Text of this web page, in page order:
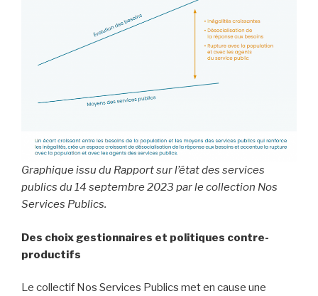
Graphique issu du Rapport sur l’état des services
publics du 14 septembre 2023 par le collection Nos
Services Publics.
Des choix gestionnaires et politiques contre-
productifs
Le collectif Nos Services Publics met en cause une